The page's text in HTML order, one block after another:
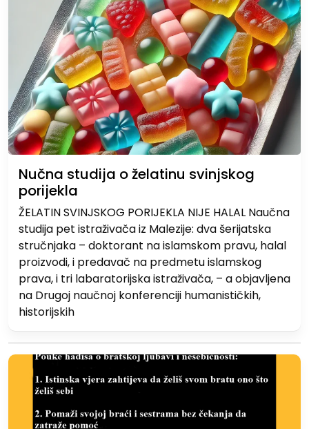
Nučna studija o želatinu svinjskog
porijekla
ŽELATIN SVINJSKOG PORIJEKLA NIJE HALAL Naučna
studija pet istraživača iz Malezije: dva šerijatska
stručnjaka – doktorant na islamskom pravu, halal
proizvodi, i predavač na predmetu islamskog
prava, i tri labaratorijska istraživača, – a objavljena
na Drugoj naučnoj konferenciji humanističkih,
historijskih